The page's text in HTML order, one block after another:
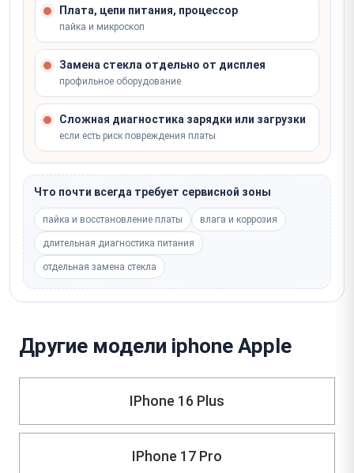
Плата, цепи питания, процессор
пайка и микроскоп
Замена стекла отдельно от дисплея
профильное оборудование
Сложная диагностика зарядки или загрузки
если есть риск повреждения платы
Что почти всегда требует сервисной зоны
пайка и восстановление платы влага и коррозия
длительная диагностика питания
отдельная замена стекла
Другие модели iphone Apple
IPhone 16 Plus
IPhone 17 Pro